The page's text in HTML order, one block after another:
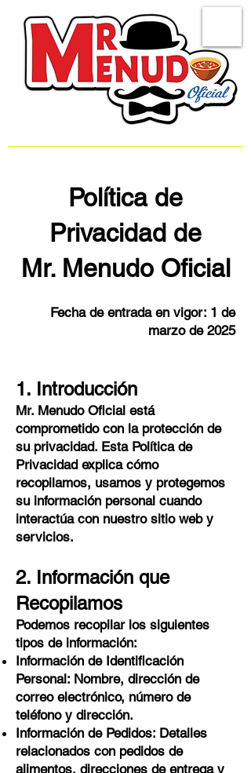
Política de
Privacidad de
Mr. Menudo Oficial
Fecha de entrada en vigor: 1 de
marzo de 2025
1. Introducción
Mr. Menudo Oficial está
comprometido con la protección de
su privacidad. Esta Política de
Privacidad explica cómo
recopilamos, usamos y protegemos
su información personal cuando
interactúa con nuestro sitio web y
servicios.
2. Información que
Recopilamos
Podemos recopilar los siguientes
tipos de información:
Información de Identificación
Personal: Nombre, dirección de
correo electrónico, número de
teléfono y dirección.
Información de Pedidos: Detalles
relacionados con pedidos de
alimentos, direcciones de entrega y